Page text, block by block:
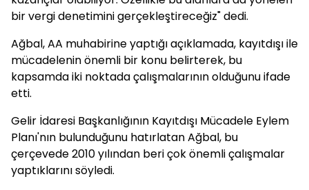
bir vergi denetimini gerçekleştireceğiz" dedi.
Ağbal, AA muhabirine yaptığı açıklamada, kayıtdışı ile
mücadelenin önemli bir konu belirterek, bu
kapsamda iki noktada çalışmalarının olduğunu ifade
etti.
Gelir İdaresi Başkanlığının Kayıtdışı Mücadele Eylem
Planı'nın bulunduğunu hatırlatan Ağbal, bu
çerçevede 2010 yılından beri çok önemli çalışmalar
yaptıklarını söyledi.